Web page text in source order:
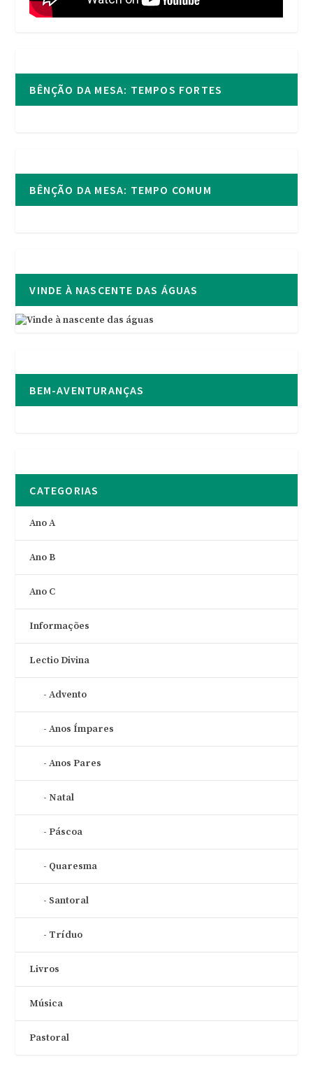
BÊNÇÃO DA MESA: TEMPOS FORTES
BÊNÇÃO DA MESA: TEMPO COMUM
VINDE À NASCENTE DAS ÁGUAS
BEM-AVENTURANÇAS
CATEGORIAS
Ano A
Ano B
Ano C
Informações
Lectio Divina
Advento
Anos Ímpares
Anos Pares
Natal
Páscoa
Quaresma
Santoral
Tríduo
Livros
Música
Pastoral